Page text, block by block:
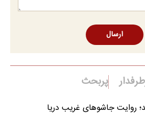
ارسال
پربحث
روایت جاشوهای غریب دریا